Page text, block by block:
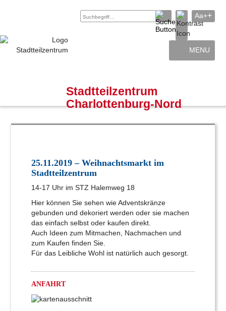
Aa++
Kontakt
Stadtteilzentrum
Charlottenburg-Nord
MENU
25.11.2019 – Weihnachtsmarkt im
Stadtteilzentrum
14-17 Uhr im STZ Halemweg 18
Hier können Sie sehen wie Adventskränze
gebunden und dekoriert werden oder sie machen
das einfach selbst oder kaufen direkt.
Auch Ideen zum Mitmachen, Nachmachen und
zum Kaufen finden Sie.
Für das Leibliche Wohl ist natürlich auch gesorgt.
ANFAHRT